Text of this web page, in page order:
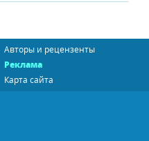
Авторы и рецензенты
Реклама
Карта сайта